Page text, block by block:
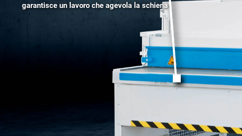
garantisce un lavoro che agevola la schiena